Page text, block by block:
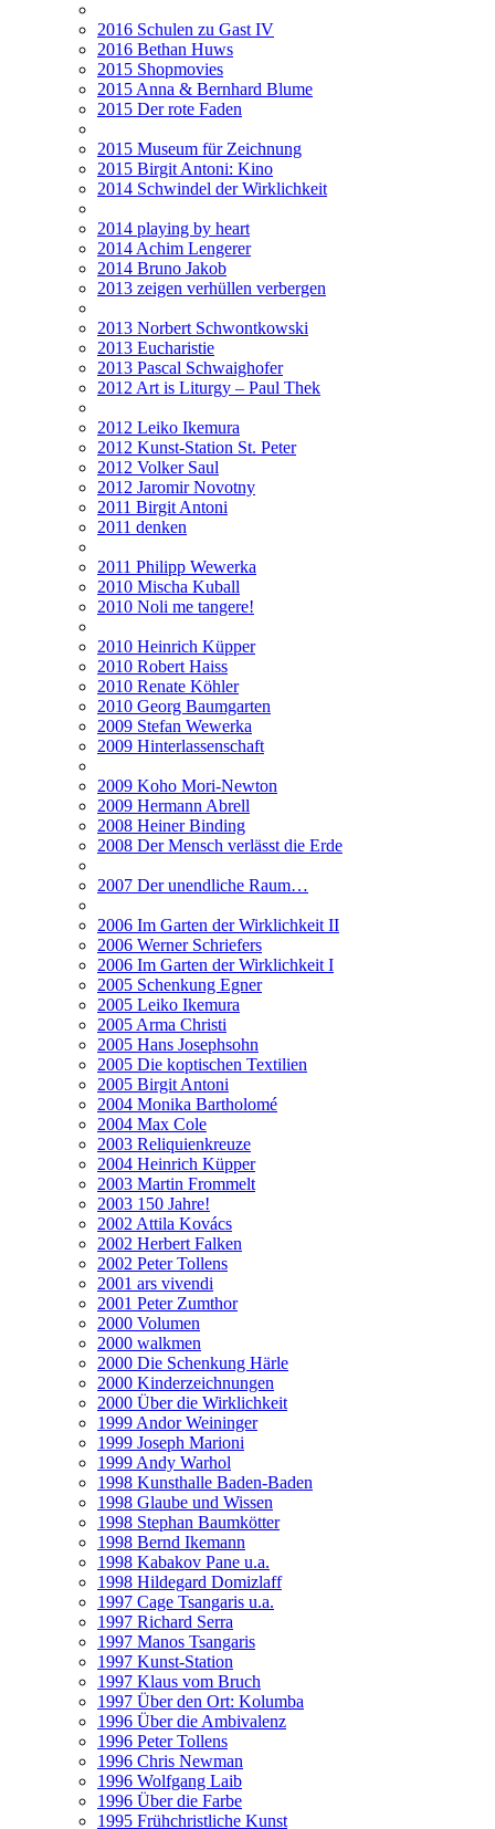
2016 Schulen zu Gast IV
2016 Bethan Huws
2015 Shopmovies
2015 Anna & Bernhard Blume
2015 Der rote Faden
2015 Museum für Zeichnung
2015 Birgit Antoni: Kino
2014 Schwindel der Wirklichkeit
2014 playing by heart
2014 Achim Lengerer
2014 Bruno Jakob
2013 zeigen verhüllen verbergen
2013 Norbert Schwontkowski
2013 Eucharistie
2013 Pascal Schwaighofer
2012 Art is Liturgy – Paul Thek
2012 Leiko Ikemura
2012 Kunst-Station St. Peter
2012 Volker Saul
2012 Jaromir Novotny
2011 Birgit Antoni
2011 denken
2011 Philipp Wewerka
2010 Mischa Kuball
2010 Noli me tangere!
2010 Heinrich Küpper
2010 Robert Haiss
2010 Renate Köhler
2010 Georg Baumgarten
2009 Stefan Wewerka
2009 Hinterlassenschaft
2009 Koho Mori-Newton
2009 Hermann Abrell
2008 Heiner Binding
2008 Der Mensch verlässt die Erde
2007 Der unendliche Raum…
2006 Im Garten der Wirklichkeit II
2006 Werner Schriefers
2006 Im Garten der Wirklichkeit I
2005 Schenkung Egner
2005 Leiko Ikemura
2005 Arma Christi
2005 Hans Josephsohn
2005 Die koptischen Textilien
2005 Birgit Antoni
2004 Monika Bartholomé
2004 Max Cole
2003 Reliquienkreuze
2004 Heinrich Küpper
2003 Martin Frommelt
2003 150 Jahre!
2002 Attila Kovács
2002 Herbert Falken
2002 Peter Tollens
2001 ars vivendi
2001 Peter Zumthor
2000 Volumen
2000 walkmen
2000 Die Schenkung Härle
2000 Kinderzeichnungen
2000 Über die Wirklichkeit
1999 Andor Weininger
1999 Joseph Marioni
1999 Andy Warhol
1998 Kunsthalle Baden-Baden
1998 Glaube und Wissen
1998 Stephan Baumkötter
1998 Bernd Ikemann
1998 Kabakov Pane u.a.
1998 Hildegard Domizlaff
1997 Cage Tsangaris u.a.
1997 Richard Serra
1997 Manos Tsangaris
1997 Kunst-Station
1997 Klaus vom Bruch
1997 Über den Ort: Kolumba
1996 Über die Ambivalenz
1996 Peter Tollens
1996 Chris Newman
1996 Wolfgang Laib
1996 Über die Farbe
1995 Frühchristliche Kunst